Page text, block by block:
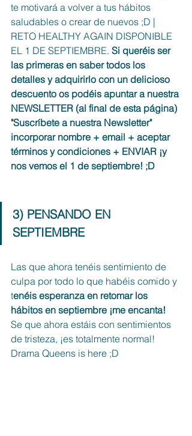
te motivará a volver a tus hábitos
saludables o crear de nuevos ;D |
RETO HEALTHY AGAIN DISPONIBLE
EL 1 DE SEPTIEMBRE. Si queréis ser
las primeras en saber todos los
detalles y adquirirlo con un delicioso
descuento os podéis apuntar a nuestra
NEWSLETTER (al final de esta página)
"Suscríbete a nuestra Newsletter"
incorporar nombre + email + aceptar
términos y condiciones + ENVIAR ¡y
nos vemos el 1 de septiembre! ;D
3) PENSANDO EN
SEPTIEMBRE
Las que ahora tenéis sentimiento de
culpa por todo lo que habéis comido y
tenéis esperanza en retomar los
hábitos en septiembre ¡me encanta!
Se que ahora estáis con sentimientos
de tristeza, ¡es totalmente normal!
Drama Queens is here ;D